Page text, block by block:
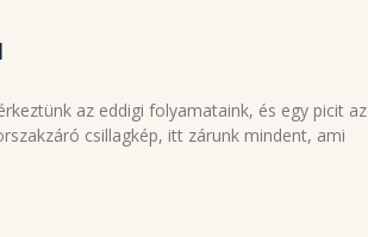
az eddigi folyamataink, és egy picit az
csillagkép, itt zárunk mindent, ami